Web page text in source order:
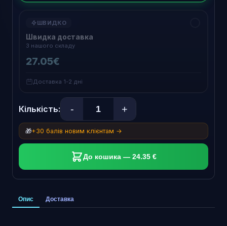
ШВИДКО
Швидка доставка
З нашого складу
27.05€
Доставка 1-2 дні
Кількість: - +
🎁+30 балів новим клієнтам →
До кошика — 24.35 €
Опис Доставка